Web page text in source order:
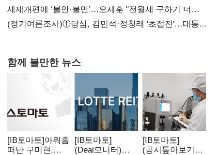
세제개편에 ‘불안·불만’…오세훈 "전월세 구하기 더
힘들어질 것"
(정기여론조사)①당심, 김민석·정청래 '초접전'…대통령
함께 볼만한 뉴스
[IB토마토]아워홈
떠난 구미현,
[IB토마토]
(Deal모니터)
[IB토마토]
(공시톺아보기)